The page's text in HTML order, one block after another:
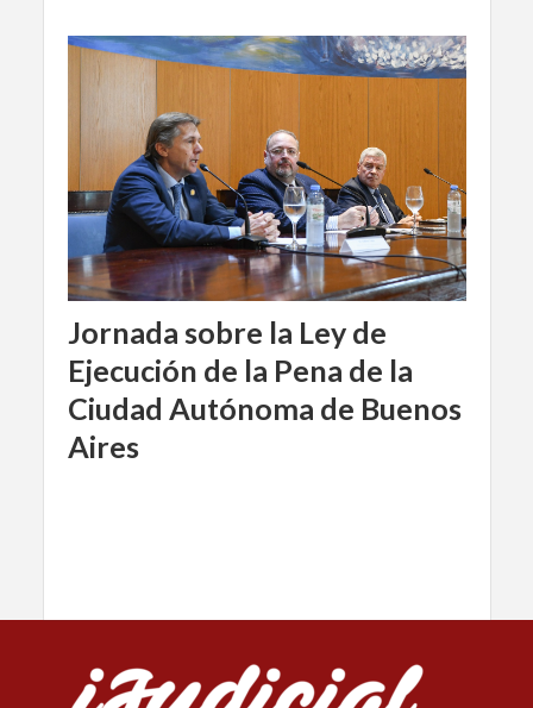
Jornada sobre la Ley de
Ejecución de la Pena de la
Ciudad Autónoma de Buenos
Aires